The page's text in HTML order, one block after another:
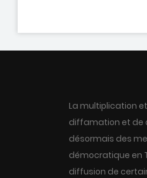
La multiplication
diffamation et de
désormais des
démocratique en
diffusion de